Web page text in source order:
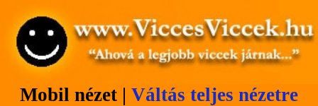
Mobil nézet | Váltás teljes nézetre